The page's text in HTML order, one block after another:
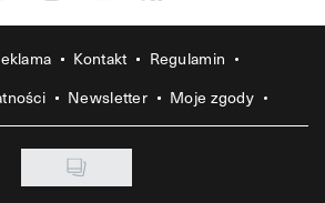
Kontakt
Regulamin
Newsletter Moje zgody